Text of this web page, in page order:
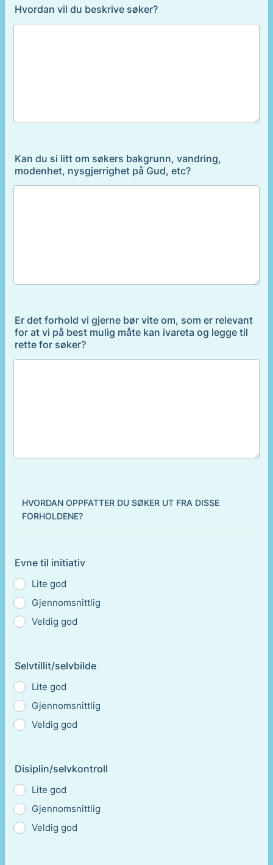
Hvordan vil du beskrive søker?
Kan du si litt om søkers bakgrunn, vandring,
modenhet, nysgjerrighet på Gud, etc?
Er det forhold vi gjerne bør vite om, som er relevant
for at vi på best mulig måte kan ivareta og legge til
rette for søker?
HVORDAN OPPFATTER DU SØKER UT FRA DISSE
FORHOLDENE?
Evne til initiativ
Lite god
Gjennomsnittlig
Veldig god
Selvtillit/selvbilde
Lite god
Gjennomsnittlig
Veldig god
Disiplin/selvkontroll
Lite god
Gjennomsnittlig
Veldig god